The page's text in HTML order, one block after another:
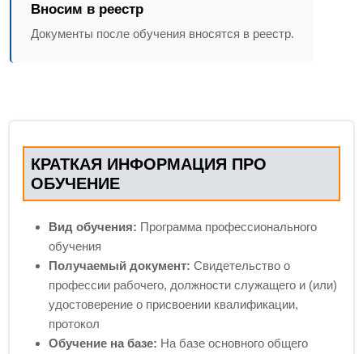
Вносим в реестр
Документы после обучения вносятся в реестр.
КРАТКАЯ ИНФОРМАЦИЯ ПРО
ОБУЧЕНИЕ
Вид обучения: Программа профессионального
обучения
Получаемый документ: Свидетельство о
профессии рабочего, должности служащего и (или)
удостоверение о присвоении квалификации,
протокол
Обучение на базе: На базе основного общего